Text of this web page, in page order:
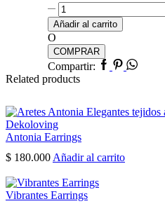
Lazo
Perla
Earrings
cantidad
Añadir al carrito
O
COMPRAR
Compartir: Facebook
Pinterest
Whatsapp
Related products
Antonia Earrings
$ 180.000 Añadir al carrito
Vibrantes Earrings